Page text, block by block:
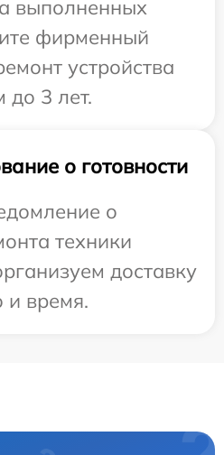
выполненных
фирменный
устройства
до 3 лет.
о готовности
о
техники
доставку
и время.